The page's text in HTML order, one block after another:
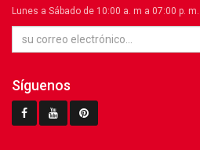
Lunes a Sábado de 10:00 a. m a 07:00 p. m.
Síguenos